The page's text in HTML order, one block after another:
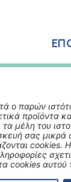
ο παρών
προϊόντα
μέλη του
σας μικρά
cookies.
cookies αυτού